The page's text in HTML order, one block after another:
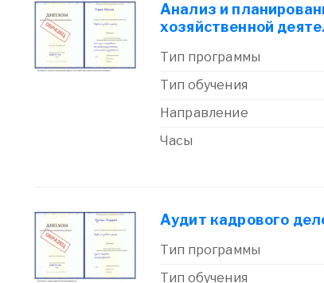
Анализ и
хозяйственной
Тип программы
Тип обучения
Направление
Часы
Аудит кадрового
Тип программы
Тип обучения